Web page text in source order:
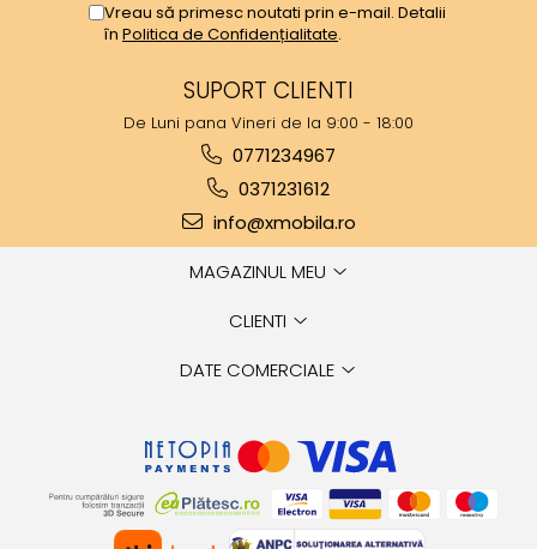
Vreau să primesc noutati prin e-mail. Detalii
în Politica de Confidențialitate.
SUPORT CLIENTI
De Luni pana Vineri de la 9:00 - 18:00
0771234967
0371231612
info@xmobila.ro
MAGAZINUL MEU
CLIENTI
DATE COMERCIALE